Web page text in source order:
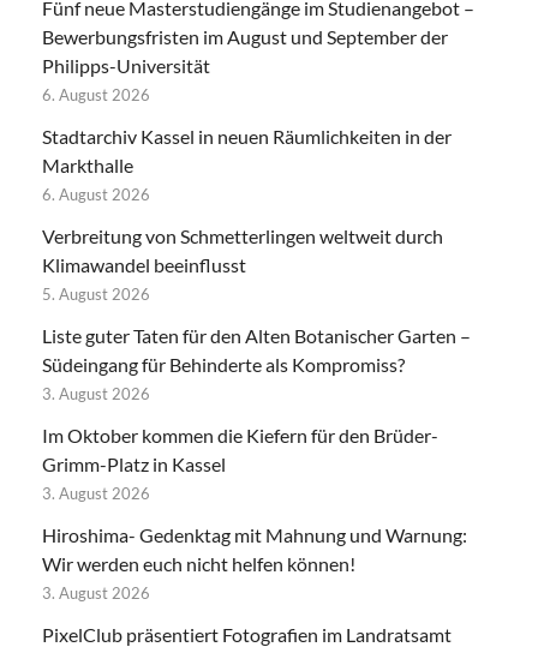
Fünf neue Masterstudiengänge im Studienangebot –
Bewerbungsfristen im August und September der
Philipps-Universität
6. August 2026
Stadtarchiv Kassel in neuen Räumlichkeiten in der
Markthalle
6. August 2026
Verbreitung von Schmetterlingen weltweit durch
Klimawandel beeinflusst
5. August 2026
Liste guter Taten für den Alten Botanischer Garten –
Südeingang für Behinderte als Kompromiss?
3. August 2026
Im Oktober kommen die Kiefern für den Brüder-
Grimm-Platz in Kassel
3. August 2026
Hiroshima- Gedenktag mit Mahnung und Warnung:
Wir werden euch nicht helfen können!
3. August 2026
PixelClub präsentiert Fotografien im Landratsamt